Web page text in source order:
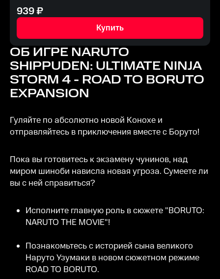
939₽
Купить
ОБ ИГРЕ NARUTO
SHIPPUDEN: ULTIMATE NINJA
STORM 4 - ROAD TO BORUTO
EXPANSION
Гуляйте по абсолютно новой Конохе и
отправляйтесь в приключения вместе с Боруто!
Пока вы готовитесь к экзамену чунинов, над
миром шиноби нависла новая угроза. Сумеете ли
вы с ней справиться?
Исполните главную роль в сюжете "BORUTO:
NARUTO THE MOVIE"!
Познакомьтесь с историей сына великого
Наруто Узумаки в новом сюжетном режиме
ROAD TO BORUTO.